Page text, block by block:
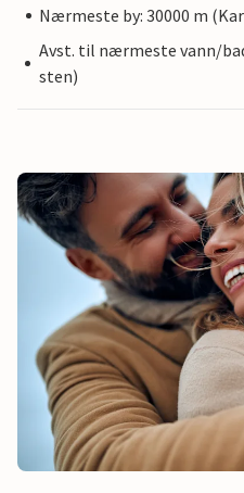
Nærmeste by: 30000 m
Avst. til nærmeste vann/
sten)